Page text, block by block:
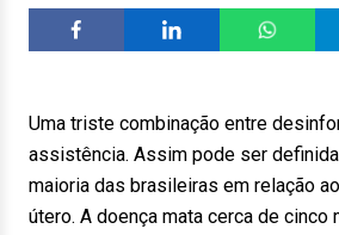
Uma triste combinação entre
assistência. Assim pode ser
maioria das brasileiras em relação
útero. A doença mata cerca de cinco